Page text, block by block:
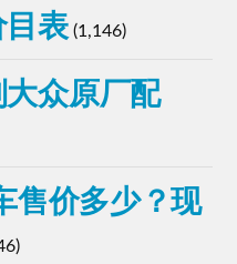
表 (1,146)
众原厂配
售价多少？现